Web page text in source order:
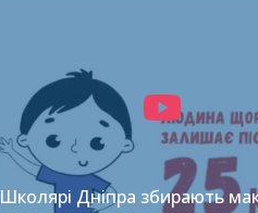
Школярі Дніпра збирають